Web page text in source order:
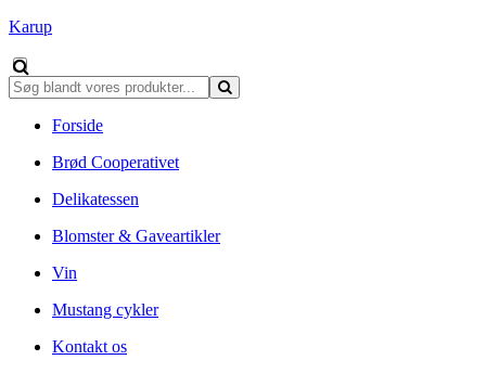
Karup
Forside
Brød Cooperativet
Delikatessen
Blomster & Gaveartikler
Vin
Mustang cykler
Kontakt os